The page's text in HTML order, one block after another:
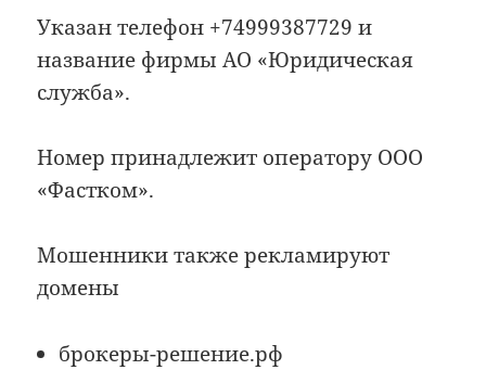
Указан телефон +74999387729 и
название фирмы АО «Юридическая
служба».
Номер принадлежит оператору ООО
«Фастком».
Мошенники также рекламируют
домены
брокеры-решение.рф